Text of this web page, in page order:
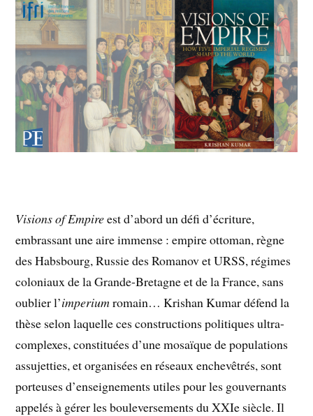
Visions of Empireest d’abord un défi d’écriture,
embrassant une aire immense : empire ottoman, règne
des Habsbourg, Russie des Romanov et URSS, régimes
coloniaux de la Grande-Bretagne et de la France, sans
oublier l’imperiumromain… Krishan Kumar défend la
thèse selon laquelle ces constructions politiques ultra-
complexes, constituées d’une mosaïque de populations
assujetties, et organisées en réseaux enchevêtrés, sont
porteuses d’enseignements utiles pour les gouvernants
appelés à gérer les bouleversements du XXIe siècle. Il